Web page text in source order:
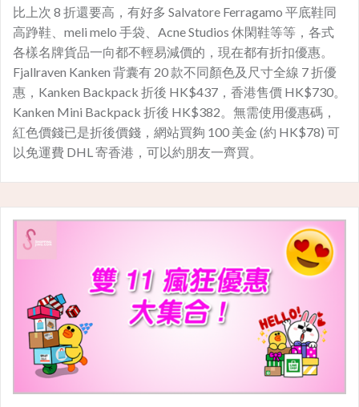
比上次 8 折還要高，有好多 Salvatore Ferragamo 平底鞋同
高踭鞋、meli melo 手袋、Acne Studios 休閑鞋等等，各式
各樣名牌貨品一向都不輕易減價的，現在都有折扣優惠。
Fjallraven Kanken 背囊有 20 款不同顏色及尺寸全線 7 折優
惠，Kanken Backpack 折後 HK$437，香港售價 HK$730。
Kanken Mini Backpack 折後 HK$382。無需使用優惠碼，
紅色價錢已是折後價錢，網站買夠 100 美金 (約 HK$78) 可
以免運費 DHL 寄香港，可以約朋友一齊買。